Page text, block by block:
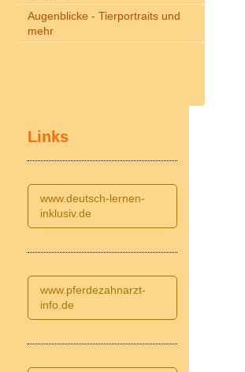
Augenblicke - Tierportraits und
mehr
Links
www.deutsch-lernen-
inklusiv.de
www.pferdezahnarzt-
info.de